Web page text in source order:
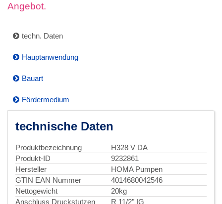
Angebot.
techn. Daten
Hauptanwendung
Bauart
Fördermedium
technische Daten
Produktbezeichnung
H328 V DA
Produkt-ID
9232861
Hersteller
HOMA Pumpen
GTIN EAN Nummer
4014680042546
Nettogewicht
20kg
Anschluss Druckstutzen
R 11/2" IG